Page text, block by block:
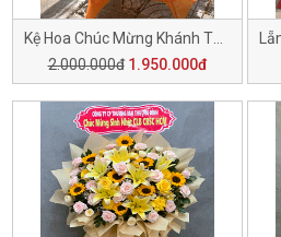
2.000.000đ 1.950.000đ